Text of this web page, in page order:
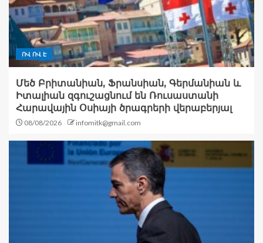
ՈՎ ՈՎ Է
Մեծ Բրիտանիան, Ֆրանսիան, Գերմանիան և
Իտալիան զգուշացնում են Ռուսաստանի
Հարավային Օսիայի ծրագրերի վերաբերյալ
08/08/2026 infomitk@gmail.com